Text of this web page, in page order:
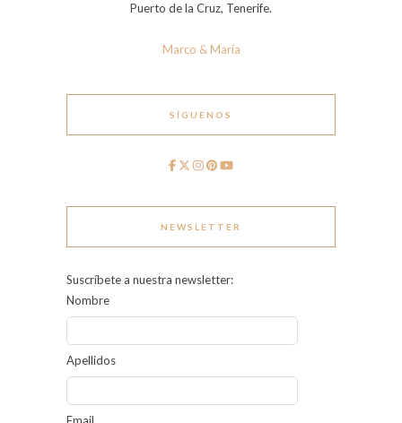
Puerto de la Cruz, Tenerife.
Marco & María
SÍGUENOS
NEWSLETTER
Suscríbete a nuestra newsletter:
Nombre
Apellidos